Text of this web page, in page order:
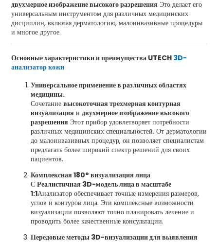
двухмерное изображение высокого разрешения Это делает его
универсальным инструментом для различных медицинских
дисциплин, включая дерматологию, малоинвазивные процедуры
и многое другое.
Основные характеристики и преимущества UTECH 3D-
анализатор кожи
Универсальное применение в различных областях
медицины.
Сочетание высокоточная трехмерная контурная
визуализация и двухмерное изображение высокого
разрешения Этот прибор удовлетворяет потребности
различных медицинских специальностей. От дерматологии
до малоинвазивных процедур, он позволяет специалистам
предлагать более широкий спектр решений для своих
пациентов.
Комплексная 180° визуализация лица
С Реалистичная 3D-модель лица в масштабе
1:1Анализатор обеспечивает точные измерения размеров,
углов и контуров лица. Эти комплексные возможности
визуализации позволяют точно планировать лечение и
проводить более качественные консультации.
Передовые методы 3D-визуализации для выявления